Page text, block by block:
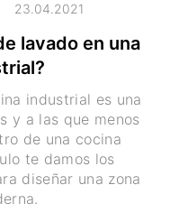
23.04.2021
lavado en una
industrial es una
y a las que menos
de una cocina
te damos los
diseñar una zona